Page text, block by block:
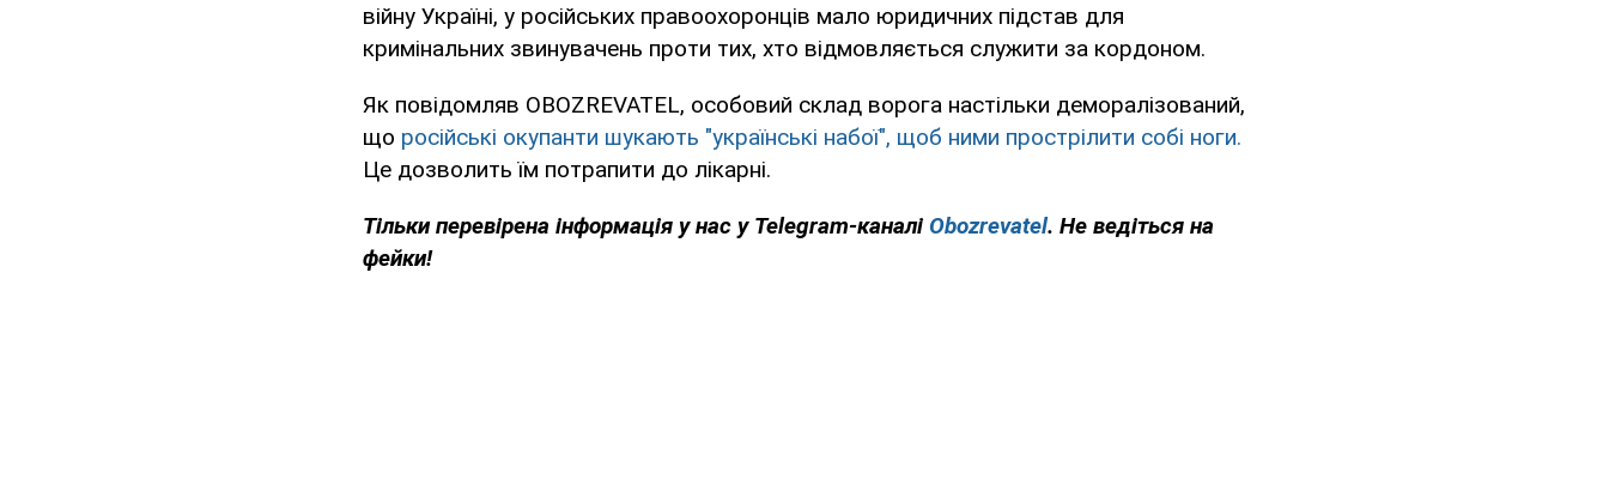
війну Україні, у російських правоохоронців мало юридичних підстав для
кримінальних звинувачень проти тих, хто відмовляється служити за кордоном.
Як повідомляв OBOZREVATEL, особовий склад ворога настільки деморалізований,
що російські окупанти шукають "українські набої", щоб ними прострілити собі ноги.
Це дозволить їм потрапити до лікарні.
Тільки перевірена інформація у нас у Telegram-каналі Obozrevatel. Не ведіться на
фейки!